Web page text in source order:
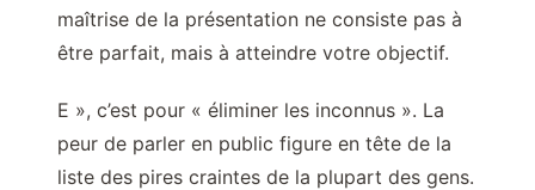
maîtrise de la présentation ne consiste pas à
être parfait, mais à atteindre votre objectif.
E », c’est pour « éliminer les inconnus ». La
peur de parler en public figure en tête de la
liste des pires craintes de la plupart des gens.